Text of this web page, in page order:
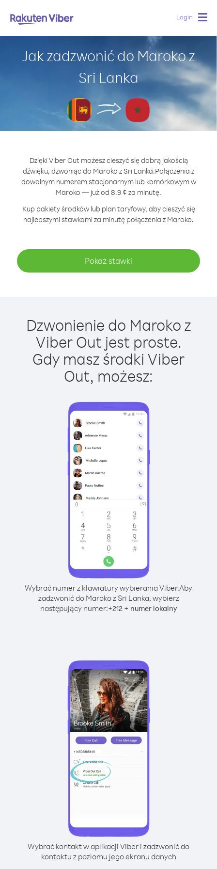
Login
Jak zadzwonić do Maroko z
Sri Lanka
Dzięki Viber Out możesz cieszyć się dobrą jakością
dźwięku, dzwoniąc do Maroko z Sri Lanka.Połączenia z
dowolnym numerem stacjonarnym lub komórkowym w
Maroko — już od 8.9 ¢ za minutę.
Kup pakiety środków lub plan taryfowy, aby cieszyć się
najlepszymi stawkami za minutę połączenia z Maroko.
Pokaż stawki
Dzwonienie do Maroko z
Viber Out jest proste.
Gdy masz środki Viber
Out, możesz:
Wybrać numer z klawiatury wybierania Viber.Aby
zadzwonić do Maroko z Sri Lanka, wybierz
następujący numer:+212+ numer lokalny
Wybrać kontakt w aplikacji Viber i zadzwonić do
kontaktu z poziomu jego ekranu danych